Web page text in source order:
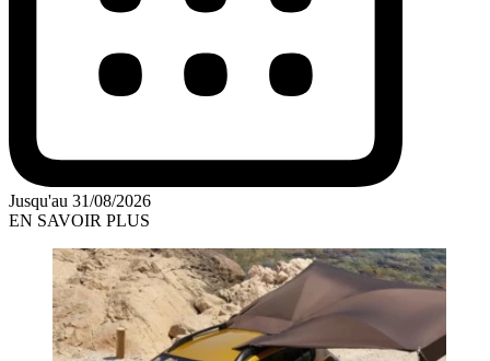
Jusqu'au 31/08/2026
EN SAVOIR PLUS